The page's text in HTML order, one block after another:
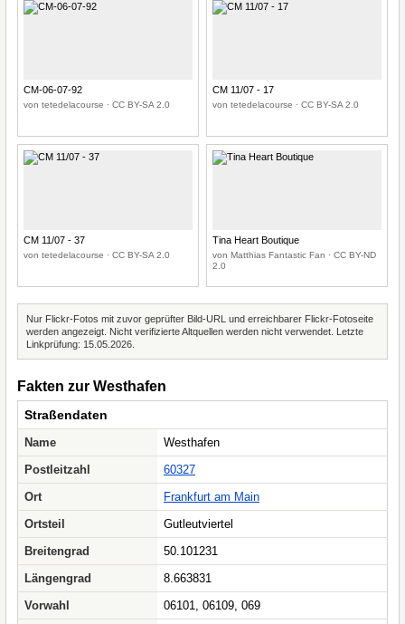
CM-06-07-92
von tetedelacourse · CC BY-SA 2.0
CM 11/07 - 17
von tetedelacourse · CC BY-SA 2.0
CM 11/07 - 37
von tetedelacourse · CC BY-SA 2.0
Tina Heart Boutique
von Matthias Fantastic Fan · CC BY-ND
2.0
Nur Flickr-Fotos mit zuvor geprüfter Bild-URL und erreichbarer Flickr-Fotoseite
werden angezeigt. Nicht verifizierte Altquellen werden nicht verwendet. Letzte
Linkprüfung: 15.05.2026.
Fakten zur Westhafen
Straßendaten
Name
Westhafen
Postleitzahl
60327
Ort
Frankfurt am Main
Ortsteil
Gutleutviertel
Breitengrad
50.101231
Längengrad
8.663831
Vorwahl
06101, 06109, 069